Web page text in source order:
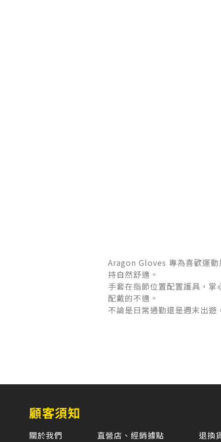
Aragon Gloves 專為喜歡運
持自然舒適。
手套在指節位置配置護具，
配戴的不適。
不論是日常通勤還是週末出
顧客須知
關於我們 直營店、經銷據點 退換